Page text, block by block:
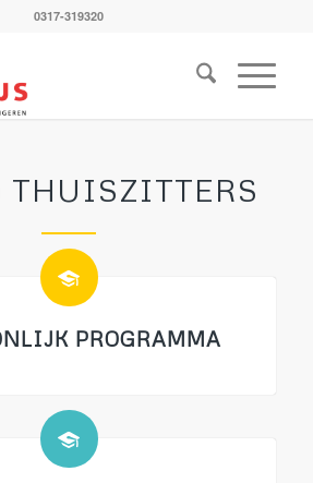
0317-319320
THUISZITTERS
PROGRAMMA